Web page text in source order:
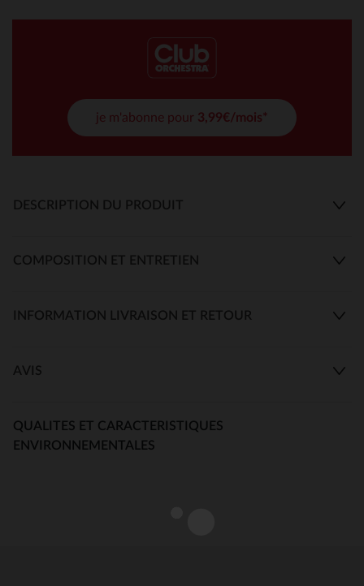
je m'abonne pour 3,99€/mois*
DESCRIPTION DU PRODUIT
COMPOSITION ET ENTRETIEN
INFORMATION LIVRAISON ET RETOUR
AVIS
QUALITES ET CARACTERISTIQUES
ENVIRONNEMENTALES